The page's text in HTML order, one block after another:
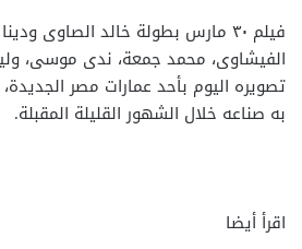
فيلم ٣٠ مارس بطولة خالد الصاوى
الفيشاوى، محمد جمعة، ندى موسى،
تصويره اليوم بأحد عمارات مصر
به صناعه خلال الشهور القليلة المقبلة.
اقرأ أيضا